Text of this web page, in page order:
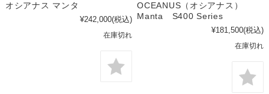
オシアナス マンタ
¥242,000(税込)
在庫切れ
OCEANUS（オシアナス）
Manta S400 Series
¥181,500(税込)
在庫切れ